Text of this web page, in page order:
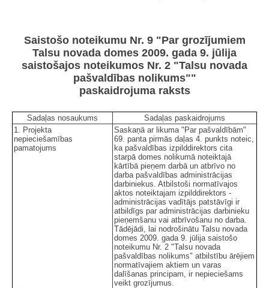
Saistošo noteikumu Nr. 9 "Par grozījumiem
Talsu novada domes 2009. gada 9. jūlija
saistošajos noteikumos Nr. 2 "Talsu novada
pašvaldības nolikums""
paskaidrojuma raksts
Sadaļas nosaukums
Sadaļas paskaidrojums
1. Projekta
nepieciešamības
pamatojums
Saskaņā ar likuma "Par pašvaldībām"
69. panta pirmās daļas 4. punkts noteic,
ka pašvaldības izpilddirektors cita
starpā domes nolikumā noteiktajā
kārtībā pieņem darbā un atbrīvo no
darba pašvaldības administrācijas
darbiniekus. Atbilstoši normatīvajos
aktos noteiktajam izpilddirektors -
administrācijas vadītājs patstāvīgi ir
atbildīgs par administrācijas darbinieku
pieņemšanu vai atbrīvošanu no darba.
Tādējādi, lai nodrošinātu Talsu novada
domes 2009. gada 9. jūlija saistošo
noteikumu Nr. 2 "Talsu novada
pašvaldības nolikums" atbilstību ārējiem
normatīvajiem aktiem un varas
dalīšanas principam, ir nepieciešams
veikt grozījumus.